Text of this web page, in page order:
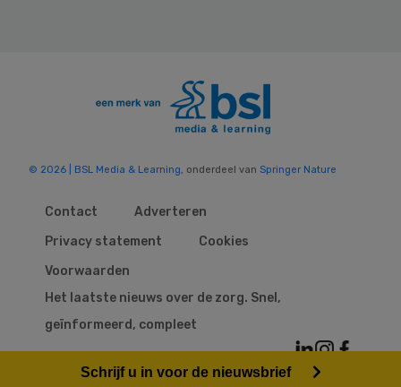
© 2026 | BSL Media & Learning , onderdeel van Springer Nature
Contact
Adverteren
Privacy statement
Cookies
Voorwaarden
Het laatste nieuws over de zorg. Snel,
geïnformeerd, compleet
Schrijf u in voor de nieuwsbrief